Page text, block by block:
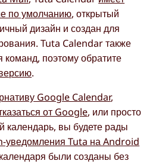
по умолчанию, открытый
дизайн и создан для
Tuta Calendar также
команд, поэтому обратите
.
Google Calendar,
от Google, или просто
календарь, вы будете рады
уведомления Tuta на Android
были созданы без